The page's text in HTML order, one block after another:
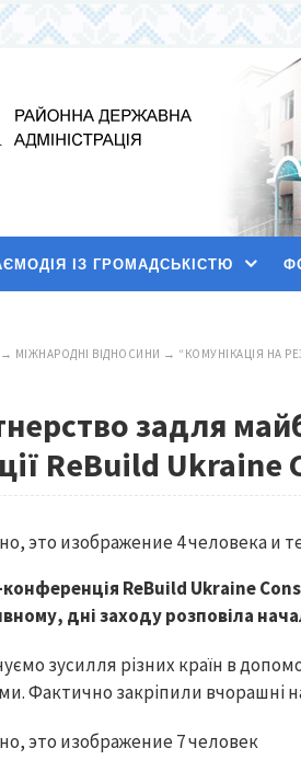
ІЗ ГРОМАДСЬКІСТЮ
→ МІЖНАРОДНІ ВІДНОСИНИ → “КОМУНІКАЦІЯ НА
задля
ReBuild
конференція ReBuild Ukraine
дні заходу розповіла
зусилля різних країн в
Фактично закріпили вчорашні